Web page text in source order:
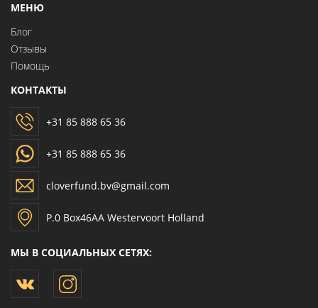
МЕНЮ
Блог
Отзывы
Помощь
КОНТАКТЫ
+31 85 888 65 36
+31 85 888 65 36
cloverfund.bv@gmail.com
P.0 Box46AA Westervoort Holland
МЫ В СОЦИАЛЬНЫХ СЕТЯХ: